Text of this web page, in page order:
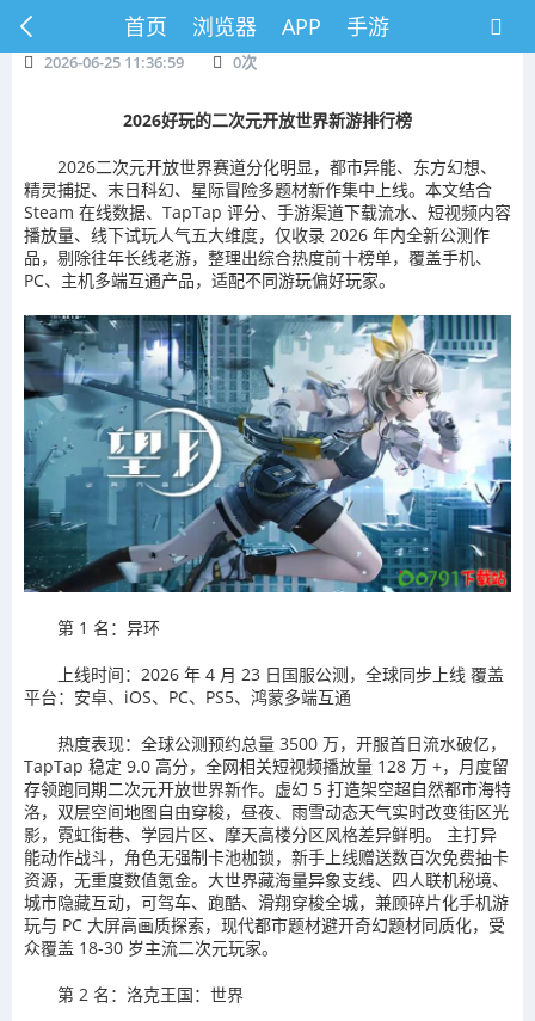
首页 浏览器 APP 手游
2026-06-25 11:36:59 0次
2026好玩的二次元开放世界新游排行榜
2026二次元开放世界赛道分化明显，都市异能、东方幻想、
精灵捕捉、末日科幻、星际冒险多题材新作集中上线。本文结合
Steam 在线数据、TapTap 评分、手游渠道下载流水、短视频内容
播放量、线下试玩人气五大维度，仅收录 2026 年内全新公测作
品，剔除往年长线老游，整理出综合热度前十榜单，覆盖手机、
PC、主机多端互通产品，适配不同游玩偏好玩家。
第 1 名：异环
上线时间：2026 年 4 月 23 日国服公测，全球同步上线 覆盖
平台：安卓、iOS、PC、PS5、鸿蒙多端互通
热度表现：全球公测预约总量 3500 万，开服首日流水破亿，
TapTap 稳定 9.0 高分，全网相关短视频播放量 128 万 +，月度留
存领跑同期二次元开放世界新作。虚幻 5 打造架空超自然都市海特
洛，双层空间地图自由穿梭，昼夜、雨雪动态天气实时改变街区光
影，霓虹街巷、学园片区、摩天高楼分区风格差异鲜明。 主打异
能动作战斗，角色无强制卡池枷锁，新手上线赠送数百次免费抽卡
资源，无重度数值氪金。大世界藏海量异象支线、四人联机秘境、
城市隐藏互动，可驾车、跑酷、滑翔穿梭全城，兼顾碎片化手机游
玩与 PC 大屏高画质探索，现代都市题材避开奇幻题材同质化，受
众覆盖 18-30 岁主流二次元玩家。
第 2 名：洛克王国：世界